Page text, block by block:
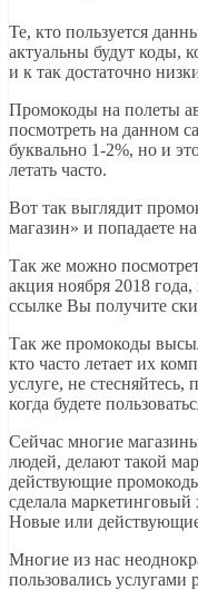
Те, кто пользуется
актуальны будут коды,
и к так достаточно
Промокоды на полеты
посмотреть на данном
буквально 1-2%, но и
летать часто.
Вот так выглядит
магазин» и попадаете
Так же можно
акция ноября 2018
ссылке Вы получите
Так же промокоды
кто часто летает их
услуге, не
когда будете
Сейчас многие
людей, делают такой
действующие
сделала маркетинговый
Новые или
Многие из нас
пользовались